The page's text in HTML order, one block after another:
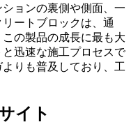
ションの裏側や側面、一
ートブロックは、通
の製品の成長に最も大
迅速な施工プロセスで
りも普及しており、工
イト